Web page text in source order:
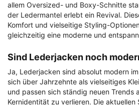
allem Oversized- und Boxy-Schnitte
der Ledermantel erlebt ein Revival.
Komfort und vielseitige Styling-
gleichzeitig eine moderne und
Sind Lederjacken noch
Ja, Lederjacken sind absolut modern
sich über Jahrzehnte als vielseitiges
und passen sich ständig neuen Trends
Kernidentität zu verlieren. Die